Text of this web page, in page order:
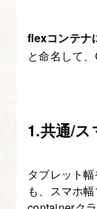
flexコンテナ
と命名して
1.共通/
タブレット
も、スマホ